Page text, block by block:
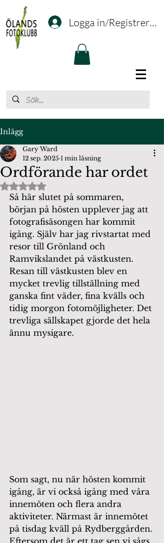
Logga in/Registrering
Inlägg
Ordförande har ordet
Gary Ward
12 sep. 2025 1 min läsning
Betygsatt till NaN av 5 stjärnor.
Så här slutet på sommaren,
början på hösten upplever jag att
fotografisäsongen har kommit
igång. Själv har jag rivstartat med
resor till Grönland och
Ramvikslandet på västkusten.
Resan till västkusten blev en
mycket trevlig tillställning med
ganska fint väder, fina kvälls och
tidig morgon fotomöjligheter. Det
trevliga sällskapet gjorde det hela
ännu mysigare.
Som sagt, nu när hösten kommit
igång, är vi också igång med våra
innemöten och flera andra
aktiviteter. Närmast är innemötet
på tisdag kväll på Rydberggården.